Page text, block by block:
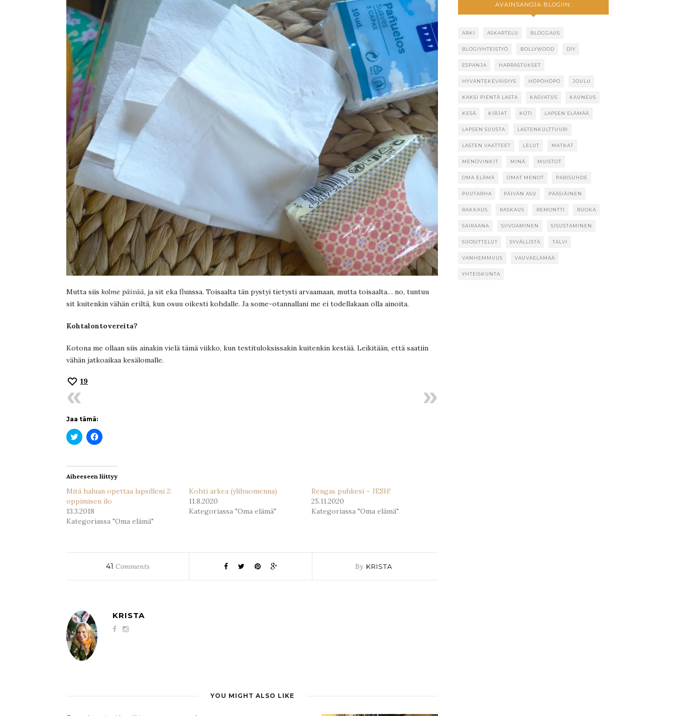
Mutta siis kolme päivää, ja sit eka flunssa. Toisaalta tän pystyi tietysti arvaamaan, mutta toisaalta… no, tuntuu
sit kuitenkin vähän eriltä, kun osuu oikesti kohdalle. Ja some-otannallani me ei todellakaan olla ainoita.
Kohtalontovereita?
Kotona me ollaan siis ainakin vielä tämä viikko, kun testituloksissakin kuitenkin kestää. Leikitään, että saatiin
vähän jatkoaikaa kesälomalle.
19
Jaa tämä:
Jaa
Twitterissä(Avautuu
Jaa
Facebookissa(Avautuu
Aiheeseen liittyy
Mitä haluan opettaa lapsilleni 2:
oppimisen ilo
13.3.2018
Kategoriassa "Oma elämä"
Kohti arkea (ylihuomenna)
11.8.2020
Kategoriassa "Oma elämä"
Rengas puhkesi – JESH!
25.11.2020
Kategoriassa "Oma elämä"
41 Comments By KRISTA
KRISTA
YOU MIGHT ALSO LIKE
AVAINSANOJA BLOGIIN:
ARKI ASKARTELU BLOGGAUS
BLOGIYHTEISTYÖ BOLLYWOOD DIY
ESPANJA HARRASTUKSET
HYVÄNTEKEVÄISYYS HÖPÖHÖPÖ JOULU
KAKSI PIENTÄ LASTA KASVATUS KAUNEUS
KESÄ KIRJAT KOTI LAPSEN ELÄMÄÄ
LAPSEN SUUSTA LASTENKULTTUURI
LASTEN VAATTEET LELUT MATKAT
MENOVINKIT MINÄ MUISTOT
OMA ELÄMÄ OMAT MENOT PARISUHDE
PUUTARHA PÄIVÄN ASU PÄÄSIÄINEN
RAKKAUS RASKAUS REMONTTI RUOKA
SAIRAANA SIIVOAMINEN SISUSTAMINEN
SUOSITTELUT SYVÄLLISTÄ TALVI
VANHEMMUUS VAUVAELÄMÄÄ
YHTEISKUNTA